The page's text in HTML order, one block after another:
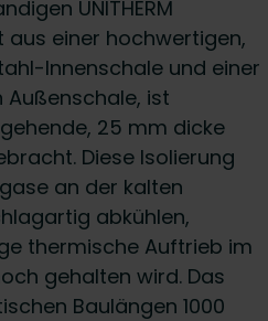
UNITHERM
einer hochwertigen,
Innenschale und einer
ist
25 mm dicke
Diese Isolierung
an der kalten
abkühlen,
thermische Auftrieb im
gehalten wird. Das
Baulängen 1000